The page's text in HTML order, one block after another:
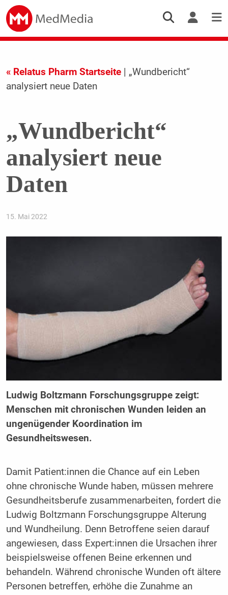
« Relatus Pharm Startseite| „Wundbericht“
analysiert neue Daten
„Wundbericht“
analysiert neue
Daten
15. Mai 2022
Ludwig Boltzmann Forschungsgruppe zeigt:
Menschen mit chronischen Wunden leiden an
ungenügender Koordination im
Gesundheitswesen.
Damit Patient:innen die Chance auf ein Leben
ohne chronische Wunde haben, müssen mehrere
Gesundheitsberufe zusammenarbeiten, fordert die
Ludwig Boltzmann Forschungsgruppe Alterung
und Wundheilung. Denn Betroffene seien darauf
angewiesen, dass Expert:innen die Ursachen ihrer
beispielsweise offenen Beine erkennen und
behandeln. Während chronische Wunden oft ältere
Personen betreffen, erhöhe die Zunahme an